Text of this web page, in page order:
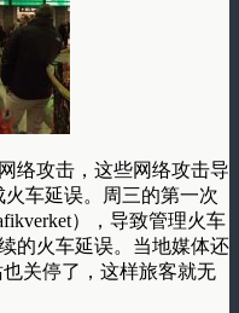
络攻击，这些网络攻击导
车延误。周三的第一次
），导致管理火车
的火车延误。当地媒体还
关停了，这样旅客就无